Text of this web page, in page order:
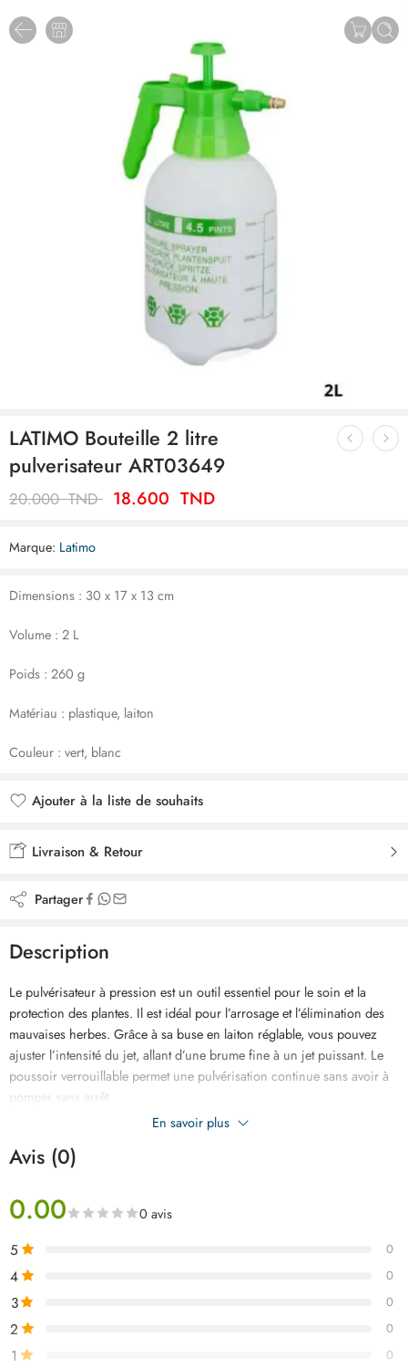
LATIMO Bouteille 2 litre
pulverisateur ART03649
20.000TND 18.600 TND
Marque: Latimo
Dimensions : 30 x 17 x 13 cm
Volume : 2 L
Poids : 260 g
Matériau : plastique, laiton
Couleur : vert, blanc
Ajouter à la liste de souhaits
Livraison & Retour
Partager
Description
Le pulvérisateur à pression est un outil essentiel pour le soin et la
protection des plantes. Il est idéal pour l’arrosage et l’élimination des
mauvaises herbes. Grâce à sa buse en laiton réglable, vous pouvez
ajuster l’intensité du jet, allant d’une brume fine à un jet puissant. Le
poussoir verrouillable permet une pulvérisation continue sans avoir à
pomper sans arrêt.
Ce pulvérisateur est conçu pour pulvériser de l’eau ou des pesticides.
Il est équipé d’une échelle graduée en litres et en onces pour indiquer
quantité de liquide restante. Pour maintenir la buse en bon état, il est
recommandé de la tremper dans du vinaigre tous les deux mois afin
d’éliminer le calcaire et la saleté.
En savoir plus
Avis (0)
0.00 0 avis
5 0
4 0
3 0
2 0
1 0